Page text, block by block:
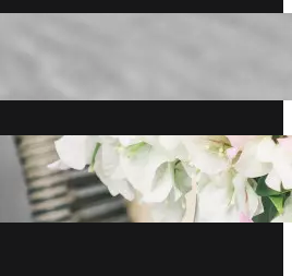
Četiri sobne biljke koje čiste
vazduh u domu
avgust 6, 2026